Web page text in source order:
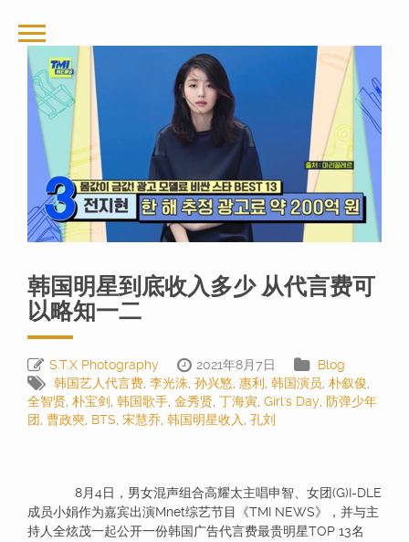
韩国明星到底收入多少 从代言费可
以略知一二
S.T.X Photography 2021年8月7日
Blog
韩国艺人代言费, 李光洙, 孙兴慜, 惠利 , 韩国演员, 朴叙俊,
全智贤, 朴宝剑 , 韩国歌手, 金秀贤, 丁海寅, Girl's Day, 防弹少年
团, 曹政奭, BTS, 宋慧乔, 韩国明星收入, 孔刘
8月4日，男女混声组合高耀太主唱申智、女团(G)I-DLE
成员小娟作为嘉宾出演Mnet综艺节目《TMI NEWS》，并与主
持人全炫茂一起公开一份韩国广告代言费最贵明星TOP 13名